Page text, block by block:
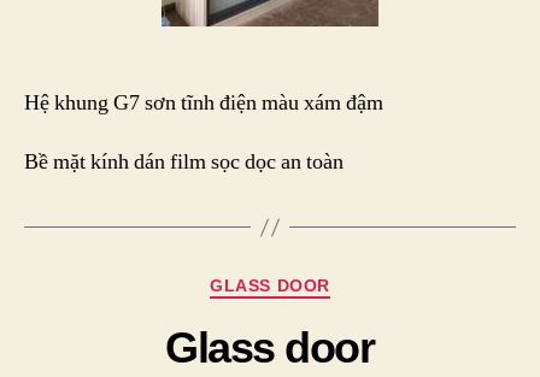
Hệ khung G7 sơn tĩnh điện màu xám đậm
Bề mặt kính dán film sọc dọc an toàn
Chuyên
GLASS DOOR
Glass door